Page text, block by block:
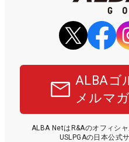
ALBAゴ
メルマ
ALBA NetはR&Aのオフィシ
USLPGAの日本公式